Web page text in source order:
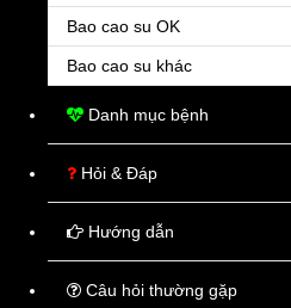
Bao cao su OK
Bao cao su khác
Danh mục bệnh
Hỏi & Đáp
Hướng dẫn
Câu hỏi thường gặp
TAnakan 40mg 30 viên